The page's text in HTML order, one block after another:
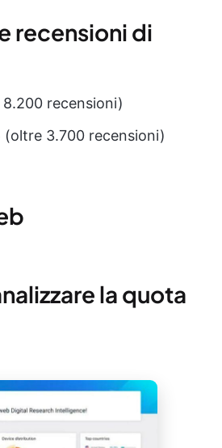
recensioni di
recensioni)
(oltre 3.700 recensioni)
la quota